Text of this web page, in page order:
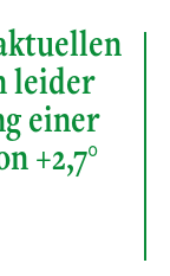
leider
einer
+2,7°